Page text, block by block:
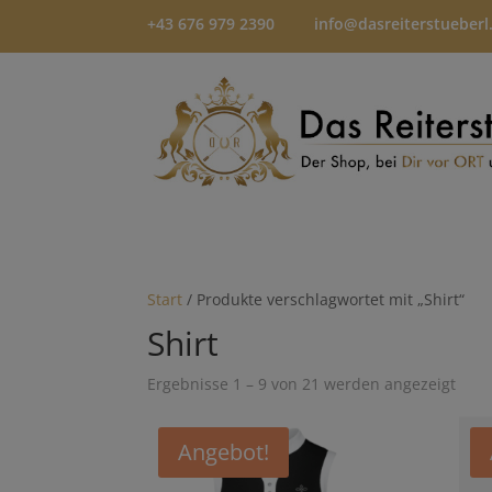
+43 676 979 2390
Start / Produkte verschlagwortet mit „Shirt“
Shirt
Ergebnisse 1 – 9 von 21 werden angezeigt
Angebot!